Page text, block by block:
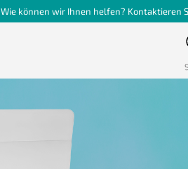
Wie können wir Ihnen helfen? Kontaktieren